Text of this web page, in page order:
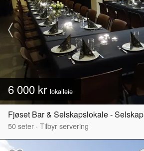
6 000 kr lokalleie
Fjøset Bar & Selskapslokale -
50seter · Tilbyr servering